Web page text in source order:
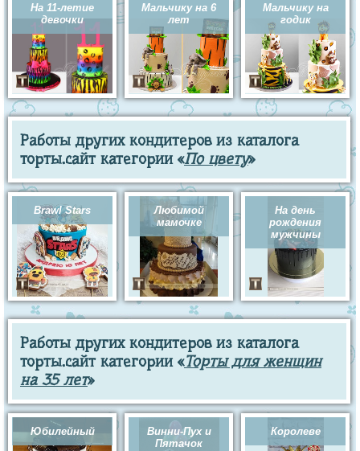
На 11-летие
девочки
Мальчику на 6
лет
Мальчику на
годик
Работы других кондитеров из каталога
торты.сайт категории «По цвету»
Brawl Stars
Любимой
мамочке
На день
рождения
мужчины
Работы других кондитеров из каталога
торты.сайт категории «Торты для женщин
на 35 лет»
Юбилейный
Винни-Пух и
Пятачок
Королеве